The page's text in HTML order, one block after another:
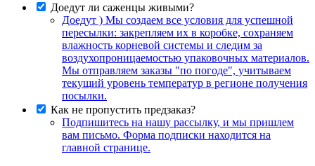
Доедут ли саженцы живыми?
Доедут ) Мы создаем все условия для успешной
пересылки: закрепляем их в коробке, сохраняем
влажность корневой системы и следим за
воздухопроницаемостью упаковочных материалов.
Мы отправляем заказы "по погоде", учитываем
текущий уровень температур в регионе получения
посылки.
Как не пропустить предзаказ?
Подпишитесь на нашу рассылку, и мы пришлем
вам письмо. Форма подписки находится на
главной странице.